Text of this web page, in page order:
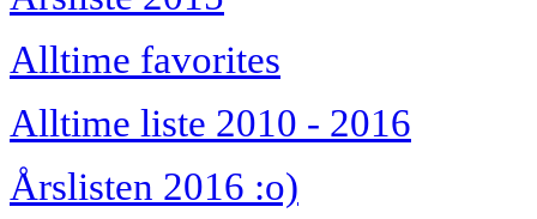
Alltime favorites
Alltime liste 2010 - 2016
Årslisten 2016 :o)